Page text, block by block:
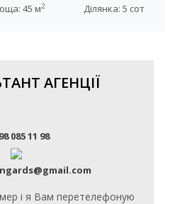
45 м2 Ділянка: 5 сот
АГЕНЦІЇ
085 11 98
і я Вам перетелефоную